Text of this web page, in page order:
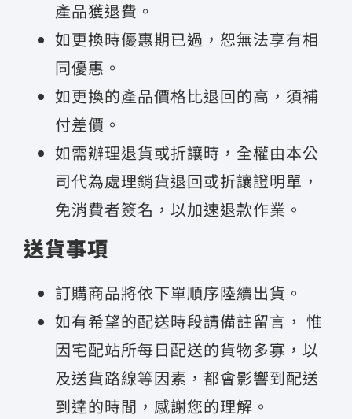
產品獲退費。
如更換時優惠期已過，恕無法享有相
同優惠。
如更換的產品價格比退回的高，須補
付差價。
如需辦理退貨或折讓時，全權由本公
司代為處理銷貨退回或折讓證明單，
免消費者簽名，以加速退款作業。
送貨事項
訂購商品將依下單順序陸續出貨。
如有希望的配送時段請備註留言， 惟
因宅配站所每日配送的貨物多寡，以
及送貨路線等因素，都會影響到配送
到達的時間，感謝您的理解。